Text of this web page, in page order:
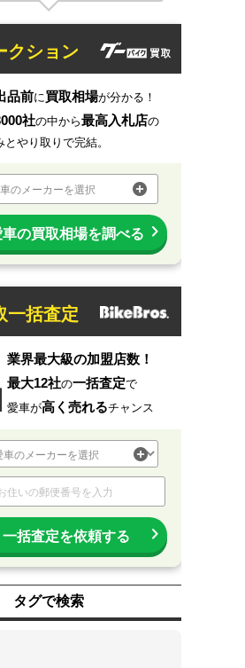
クション
品前に買取相場が分かる！
社の中から最高入札店の
とやり取りで完結。
のメーカーを選択
車の買取相場を調べる
一括査定
業界最大級の加盟店数！
最大12社の一括査定で
愛車が高く売れるチャンス
一括査定を依頼する
タグで検索